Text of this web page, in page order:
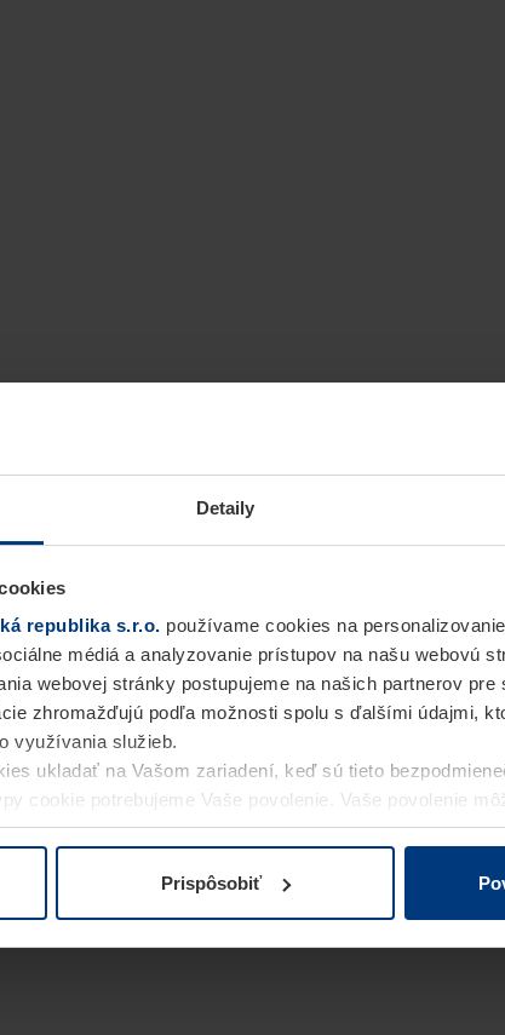
Detaily
republika s.r.o. používame cookies na
médiá a analyzovanie prístupov na našu webovú
webovej stránky postupujeme na našich partnerov pre
zhromažďujú podľa možnosti spolu s ďalšími údajmi,
využívania služieb.
ukladať na Vašom zariadení, keď sú tieto
cookie potrebujeme Vaše povolenie. Vaše povolenie
na stránkeVyhlásenie o ochrane osobných údajov
Prispôsobiť